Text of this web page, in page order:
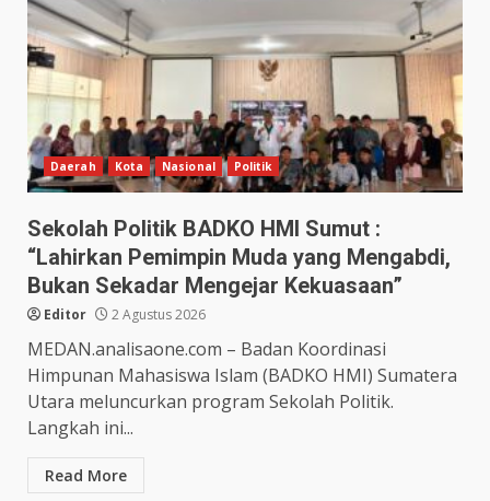
Daerah Kota Nasional Politik
Sekolah Politik BADKO HMI Sumut :
“Lahirkan Pemimpin Muda yang Mengabdi,
Bukan Sekadar Mengejar Kekuasaan”
Editor 2 Agustus 2026
MEDAN.analisaone.com – Badan Koordinasi
Himpunan Mahasiswa Islam (BADKO HMI) Sumatera
Utara meluncurkan program Sekolah Politik.
Langkah ini...
Read More